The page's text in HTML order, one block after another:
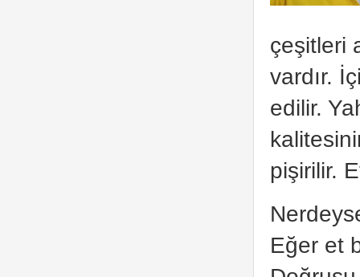
çeşitleri
vardır.
edilir.
pişirilir.
Eğer et